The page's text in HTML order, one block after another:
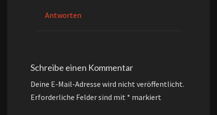
Antworten
Schreibe einen Kommentar
Deine E-Mail-Adresse wird nicht veröffentlicht.
Erforderliche Felder sind mit * markiert